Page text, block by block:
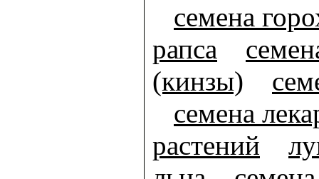
семена
рапса
(кинзы)
семена
растений